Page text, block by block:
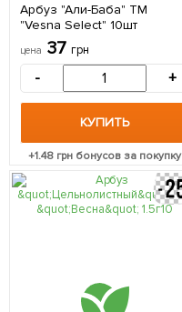
Арбуз "Али-Баба" ТМ
"Vesna Select" 10шт
цена 37 грн
- +
КУПИТЬ
+1.48 грн бонусов за покупку